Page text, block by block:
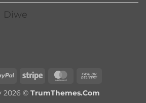
Diwe
PayPal Stripe MasterCard
Delivery
2026 © TrumThemes.Com